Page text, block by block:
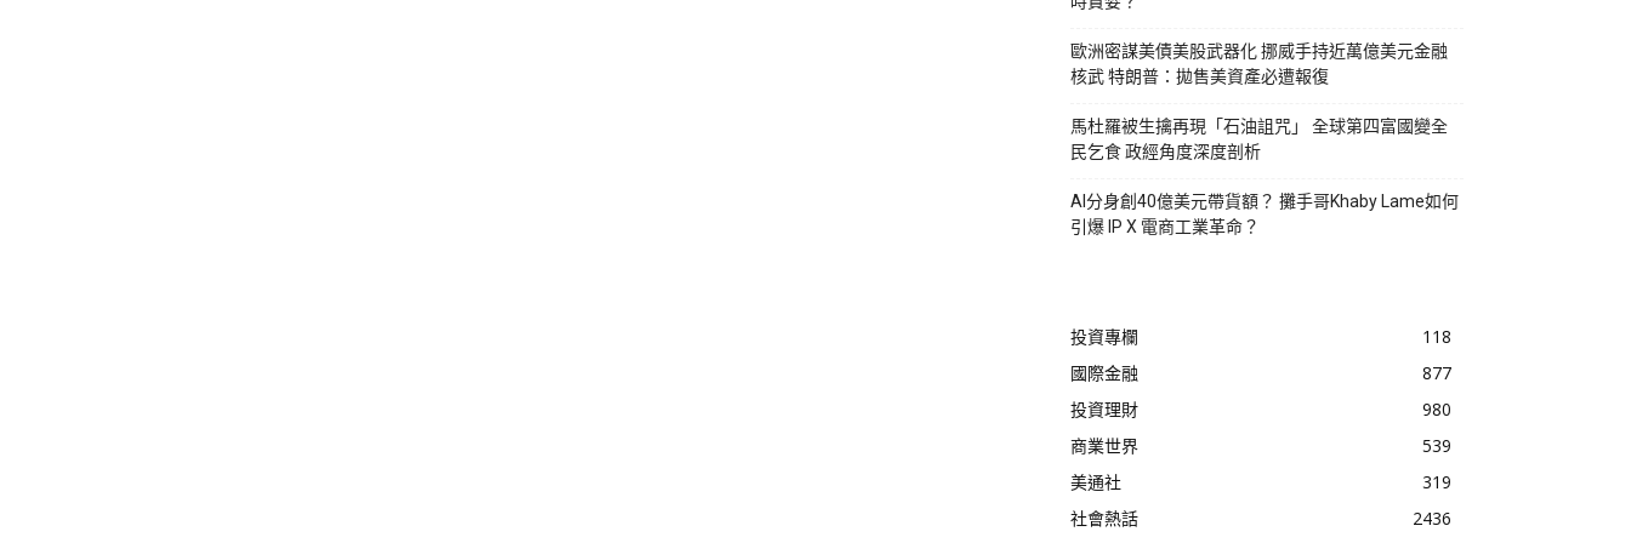
歐洲密謀美債美股武器化 挪威手持近萬億美元金融
核武 特朗普：拋售美資產必遭報復
馬杜羅被生擒再現「石油詛咒」 全球第四富國變全
民乞食 政經角度深度剖析
AI分身創40億美元帶貨額？ 攤手哥Khaby Lame如何
引爆 IP X 電商工業革命？
投資專欄
118
國際金融
877
投資理財
980
商業世界
539
美通社
319
社會熱話
2436